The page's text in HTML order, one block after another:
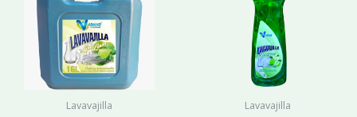
Lavavajilla Lavavajilla